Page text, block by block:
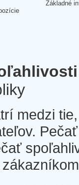
Základné
medzi